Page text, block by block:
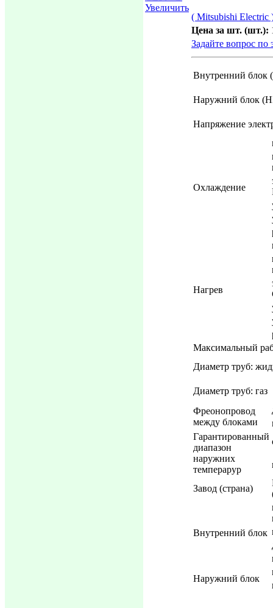
Увеличить
( Mitsubishi Electric
Цена за шт. (шт.):
Задайте вопрос по
Внутренний блок
Наружний блок
Напряжение
Охлаждение
Нагрев
Максимальный
Диаметр труб:
Диаметр труб: газ
Фреонопровод
между блоками
Гарантированный
диапазон
наружних
темперарур
Завод (страна)
Внутренний блок
Наружний блок